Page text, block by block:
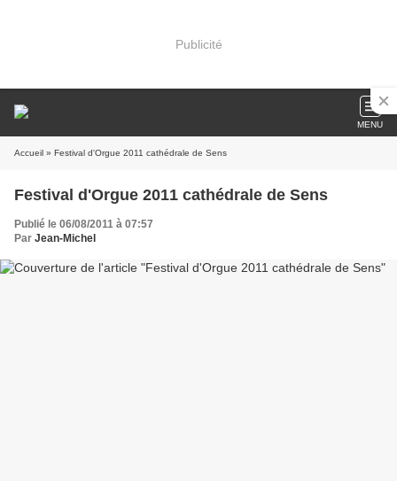
Publicité
MENU
Accueil » Festival d'Orgue 2011 cathédrale de Sens
Festival d'Orgue 2011 cathédrale de Sens
Publié le 06/08/2011 à 07:57
Par Jean-Michel